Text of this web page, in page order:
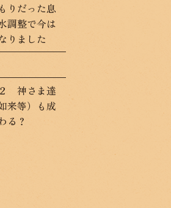
りだった息
調整で今は
りました
神さま達
来等）も成
る？